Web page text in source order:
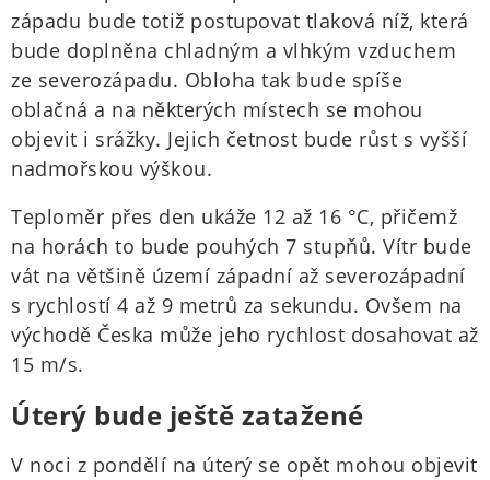
západu bude totiž postupovat tlaková níž, která
bude doplněna chladným a vlhkým vzduchem
ze severozápadu. Obloha tak bude spíše
oblačná a na některých místech se mohou
objevit i srážky. Jejich četnost bude růst s vyšší
nadmořskou výškou.
Teploměr přes den ukáže 12 až 16 °C, přičemž
na horách to bude pouhých 7 stupňů. Vítr bude
vát na většině území západní až severozápadní
s rychlostí 4 až 9 metrů za sekundu. Ovšem na
východě Česka může jeho rychlost dosahovat až
15 m/s.
Úterý bude ještě zatažené
V noci z pondělí na úterý se opět mohou objevit